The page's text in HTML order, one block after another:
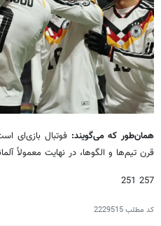
همان‌طور که می‌گویند:فوتبال بازی‌ای
قرن تیم‌ها و الگوها، در نهایت معمولاً
257 251
کد مطلب2229515